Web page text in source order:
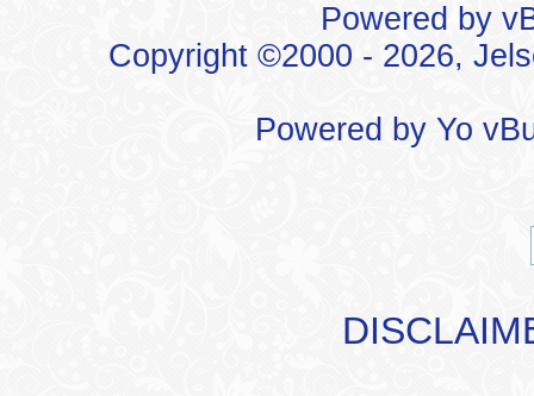
Powered by
Copyright ©2000 - 2026,
Powered by Yo